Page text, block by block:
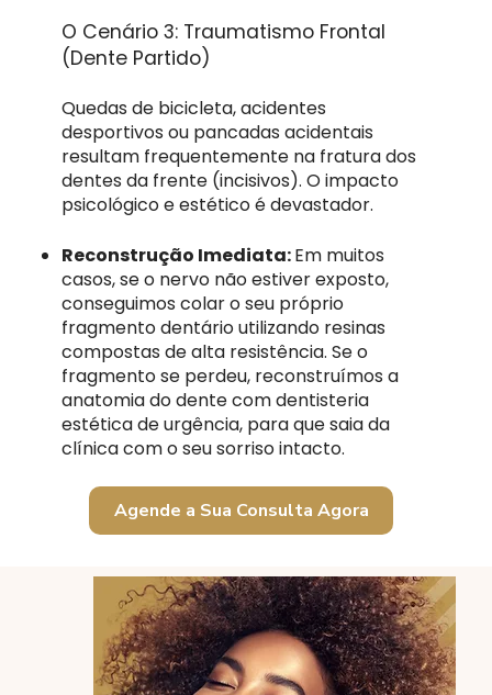
O Cenário 3: Traumatismo Frontal
(Dente Partido)
Quedas de bicicleta, acidentes
desportivos ou pancadas acidentais
resultam frequentemente na fratura dos
dentes da frente (incisivos). O impacto
psicológico e estético é devastador.
Reconstrução Imediata:Em muitos
casos, se o nervo não estiver exposto,
conseguimos colar o seu próprio
fragmento dentário utilizando resinas
compostas de alta resistência. Se o
fragmento se perdeu, reconstruímos a
anatomia do dente com dentisteria
estética de urgência, para que saia da
clínica com o seu sorriso intacto.
Agende a Sua Consulta Agora